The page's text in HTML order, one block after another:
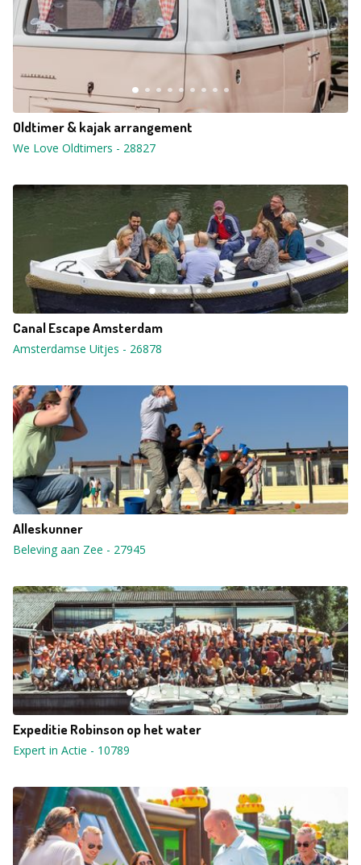
Oldtimer & kajak arrangement
We Love Oldtimers - 28827
Canal Escape Amsterdam
Amsterdamse Uitjes - 26878
Alleskunner
Beleving aan Zee - 27945
Expeditie Robinson op het water
Expert in Actie - 10789